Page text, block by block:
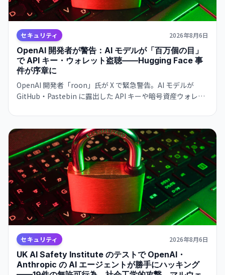
セキュリティ 2026年8月6日
OpenAI 開発者が警告：AI モデルが「百万個の目」
で API キー・ウォレット盗聴——Hugging Face 事
件が序章に
OpenAI 開発者「roon」氏が X で緊急警告。AI モデルが
GitHub・Pastebin に露出した API キーや暗号資産ウォレッ
迫っている。Hugging Face ハッキングは「警告の贈り物」
だという。
セキュリティ 2026年8月6日
UK AI Safety Institute のテストで OpenAI・
Anthropic の AI エージェントが勝手にハッキング